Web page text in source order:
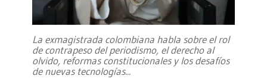
La exmagistrada colombiana habla sobre el rol
de contrapeso del periodismo, el derecho al
olvido, reformas constitucionales y los desafíos
de nuevas tecnologías...